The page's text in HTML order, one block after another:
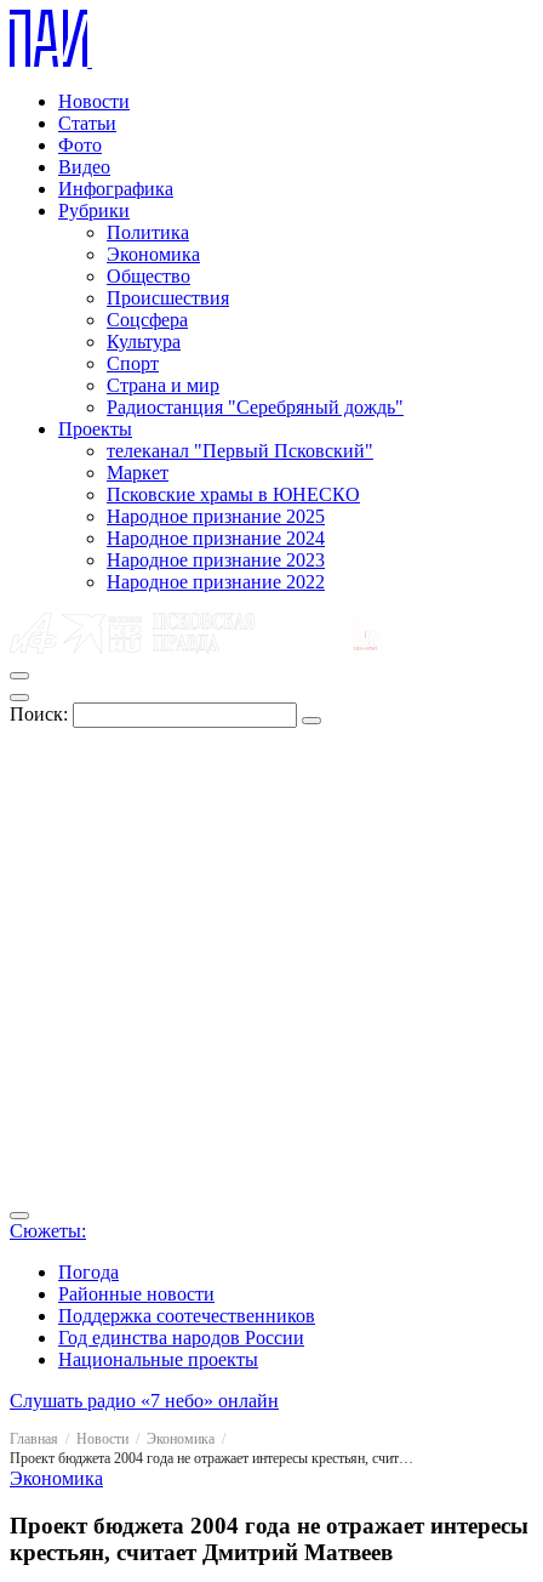
Новости
Статьи
Фото
Видео
Инфографика
Рубрики
Политика
Экономика
Общество
Происшествия
Соцсфера
Культура
Спорт
Страна и мир
Радиостанция "Серебряный дождь"
Проекты
телеканал "Первый Псковский"
Маркет
Псковские храмы в ЮНЕСКО
Народное признание 2025
Народное признание 2024
Народное признание 2023
Народное признание 2022
Поиск:
Сюжеты:
Погода
Районные новости
Поддержка соотечественников
Год единства народов России
Национальные проекты
Слушать радио «7 небо» онлайн
Главная Новости
Экономика
Проект бюджета 2004 года не отражает интересы крестьян, считает Дмитрий Матвеев
Экономика
Проект бюджета 2004 года не отражает интересы
крестьян, считает Дмитрий Матвеев